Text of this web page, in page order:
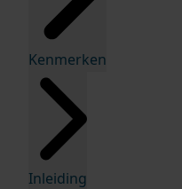
Kenmerken
Inleiding